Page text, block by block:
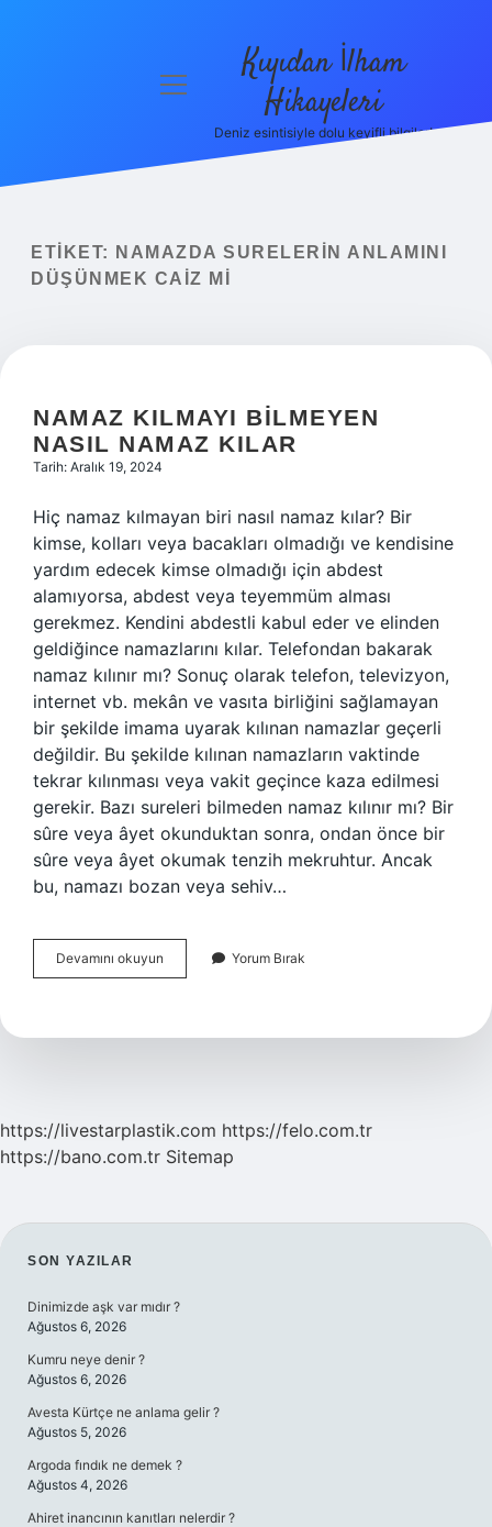
Yasal Uyarı
menüyü
Kıyıdan İlham
Hikayeleri
Deniz esintisiyle dolu keyifli bilgiler!
ETIKET:
NAMAZDA SURELERIN ANLAMINI
DÜŞÜNMEK CAIZ MI
NAMAZ KILMAYI BILMEYEN
NASIL NAMAZ KILAR
Tarih: Aralık 19, 2024
Hiç namaz kılmayan biri nasıl namaz kılar? Bir
kimse, kolları veya bacakları olmadığı ve kendisine
yardım edecek kimse olmadığı için abdest
alamıyorsa, abdest veya teyemmüm alması
gerekmez. Kendini abdestli kabul eder ve elinden
geldiğince namazlarını kılar. Telefondan bakarak
namaz kılınır mı? Sonuç olarak telefon, televizyon,
internet vb. mekân ve vasıta birliğini sağlamayan
bir şekilde imama uyarak kılınan namazlar geçerli
değildir. Bu şekilde kılınan namazların vaktinde
tekrar kılınması veya vakit geçince kaza edilmesi
gerekir. Bazı sureleri bilmeden namaz kılınır mı? Bir
sûre veya âyet okunduktan sonra, ondan önce bir
sûre veya âyet okumak tenzih mekruhtur. Ancak
bu, namazı bozan veya sehiv…
Devamını okuyun
Kılmayı
Namaz
Yorum Bırak
https://livestarplastik.com https://felo.com.tr
https://bano.com.tr Sitemap
SIDEBAR
SON YAZILAR
Dinimizde aşk var mıdır ?
Ağustos 6, 2026
Kumru neye denir ?
Ağustos 6, 2026
Avesta Kürtçe ne anlama gelir ?
Ağustos 5, 2026
Argoda fındık ne demek ?
Ağustos 4, 2026
Ahiret inancının kanıtları nelerdir ?